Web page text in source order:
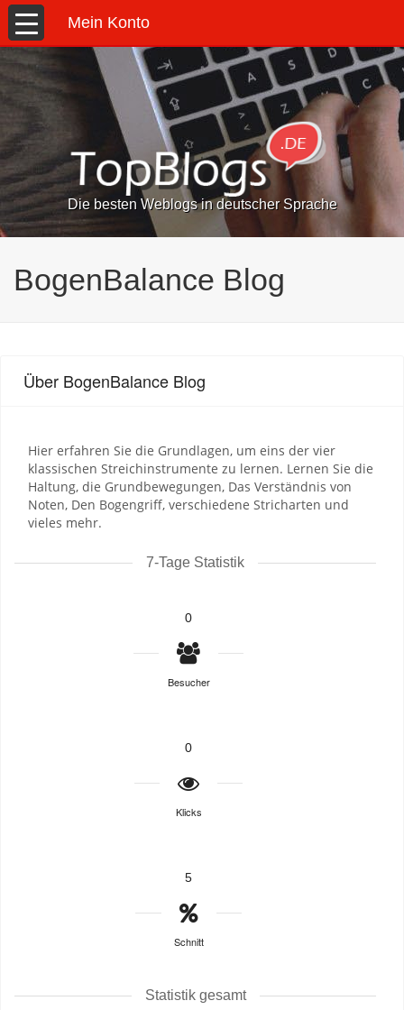
Mein Konto
Die besten Weblogs in deutscher Sprache
BogenBalance Blog
Über BogenBalance Blog
Hier erfahren Sie die Grundlagen, um eins der vier
klassischen Streichinstrumente zu lernen. Lernen Sie die
Haltung, die Grundbewegungen, Das Verständnis von
Noten, Den Bogengriff, verschiedene Stricharten und
vieles mehr.
7-Tage Statistik
0
Besucher
0
Klicks
5
Schnitt
Statistik gesamt